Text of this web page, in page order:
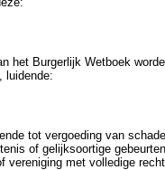
het Burgerlijk Wetboek
luidende:
tot vergoeding van
of gelijksoortige
vereniging met volledige